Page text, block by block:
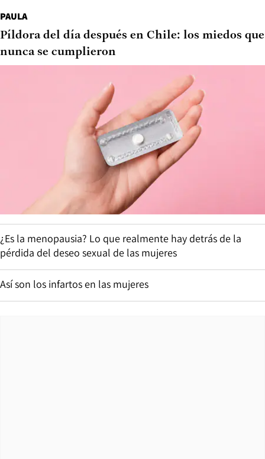
PAULA
Píldora del día después en Chile: los miedos que
nunca se cumplieron
¿Es la menopausia? Lo que realmente hay detrás de la
pérdida del deseo sexual de las mujeres
Así son los infartos en las mujeres